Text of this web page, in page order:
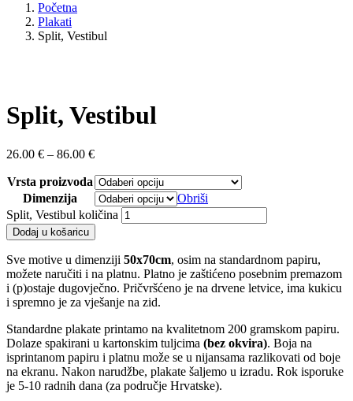
Početna
Plakati
Split, Vestibul
Split, Vestibul
26.00 € – 86.00 €
Vrsta proizvoda
Dimenzija
Obriši
Split, Vestibul količina
Dodaj u košaricu
Sve motive u dimenziji 50x70cm, osim na standardnom papiru,
možete naručiti i na platnu. Platno je zaštićeno posebnim premazom
i (p)ostaje dugovječno. Pričvršćeno je na drvene letvice, ima kukicu
i spremno je za vješanje na zid.
Standardne plakate printamo na kvalitetnom 200 gramskom papiru.
Dolaze spakirani u kartonskim tuljcima (bez okvira). Boja na
isprintanom papiru i platnu može se u nijansama razlikovati od boje
na ekranu. Nakon narudžbe, plakate šaljemo u izradu. Rok isporuke
je 5-10 radnih dana (za područje Hrvatske).